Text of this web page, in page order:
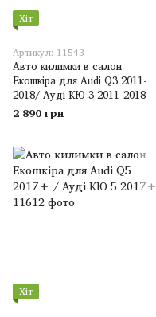
Хіт
Артикул: 11543
Авто килимки в салон
Екошкіра для Audi Q3 2011-
2018/ Ауді КЮ 3 2011-2018
2 890 грн
Хіт